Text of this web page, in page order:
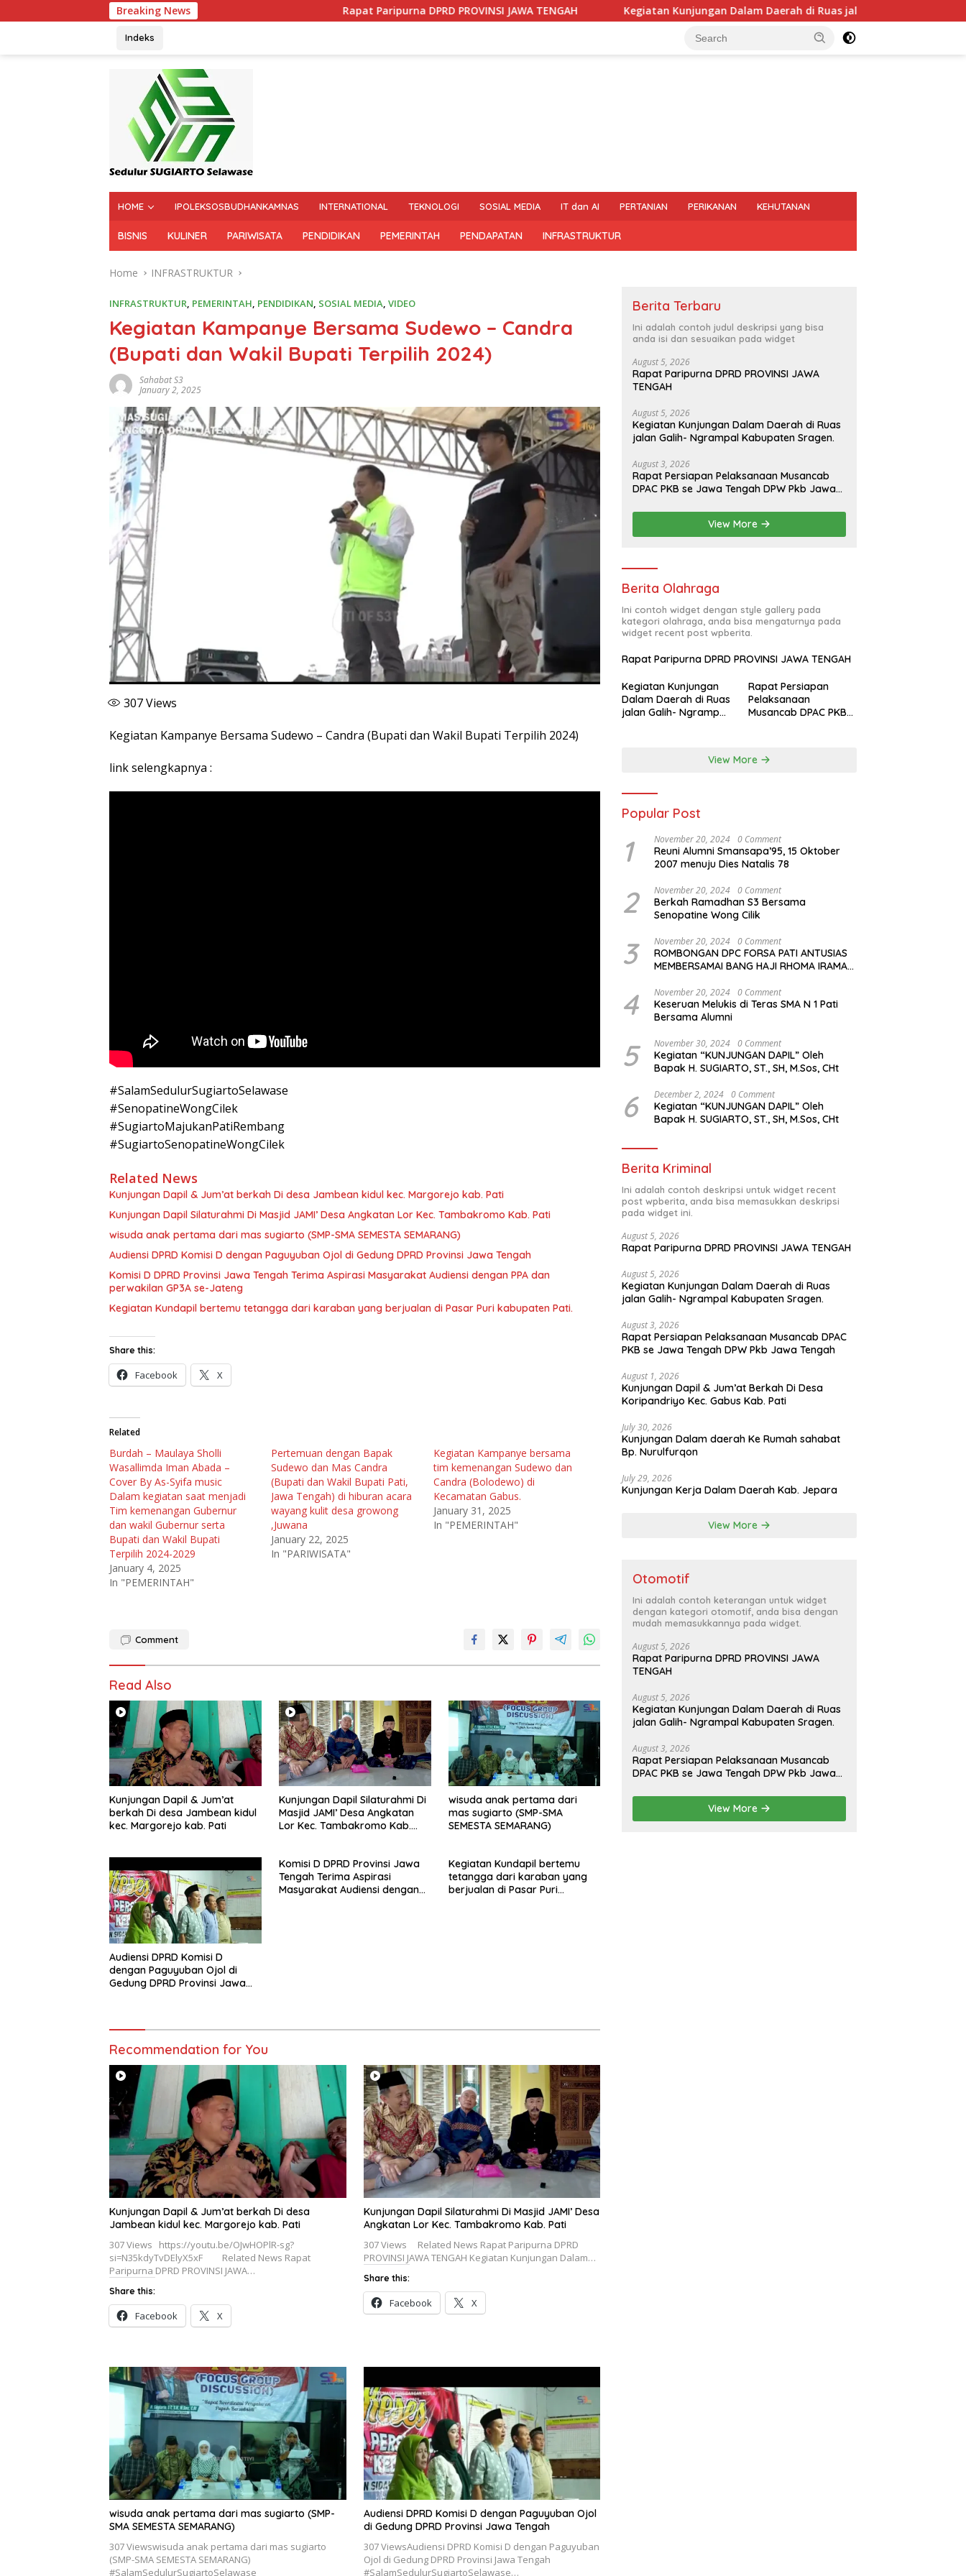
Breaking News Rapat Paripurna DPRD PROVINSI JAWA TENGAH Kegiatan Kunjungan Dalam Daerah di Ruas jalan Galih- Ngrampal Kabupaten
Indeks
HOME IPOLEKSOSBUDHANKAMNAS INTERNATIONAL TEKNOLOGI SOSIAL MEDIA IT dan AI PERTANIAN PERIKANAN KEHUTANAN
BISNIS KULINER PARIWISATA PENDIDIKAN PEMERINTAH PENDAPATAN INFRASTRUKTUR
Home INFRASTRUKTUR
INFRASTRUKTUR, PEMERINTAH, PENDIDIKAN, SOSIAL MEDIA, VIDEO
Kegiatan Kampanye Bersama Sudewo – Candra
(Bupati dan Wakil Bupati Terpilih 2024)
Sahabat S3
January 2, 2025
307Views
Kegiatan Kampanye Bersama Sudewo – Candra (Bupati dan Wakil Bupati Terpilih 2024)
link selengkapnya :
#SalamSedulurSugiartoSelawase
#SenopatineWongCilek
#SugiartoMajukanPatiRembang
#SugiartoSenopatineWongCilek
Related News
Kunjungan Dapil & Jum’at berkah Di desa Jambean kidul kec. Margorejo kab. Pati
Kunjungan Dapil Silaturahmi Di Masjid JAMI’ Desa Angkatan Lor Kec. Tambakromo Kab. Pati
wisuda anak pertama dari mas sugiarto (SMP-SMA SEMESTA SEMARANG)
Audiensi DPRD Komisi D dengan Paguyuban Ojol di Gedung DPRD Provinsi Jawa Tengah
Komisi D DPRD Provinsi Jawa Tengah Terima Aspirasi Masyarakat Audiensi dengan PPA dan
perwakilan GP3A se-Jateng
Kegiatan Kundapil bertemu tetangga dari karaban yang berjualan di Pasar Puri kabupaten Pati.
Share this:
Facebook X
Related
Burdah – Maulaya Sholli
Wasallimda Iman Abada –
Cover By As-Syifa music
Dalam kegiatan saat menjadi
Tim kemenangan Gubernur
dan wakil Gubernur serta
Bupati dan Wakil Bupati
Terpilih 2024-2029
January 4, 2025
In "PEMERINTAH"
Pertemuan dengan Bapak
Sudewo dan Mas Candra
(Bupati dan Wakil Bupati Pati,
Jawa Tengah) di hiburan acara
wayang kulit desa growong
,Juwana
January 22, 2025
In "PARIWISATA"
Kegiatan Kampanye bersama
tim kemenangan Sudewo dan
Candra (Bolodewo) di
Kecamatan Gabus.
January 31, 2025
In "PEMERINTAH"
Comment
Read Also
Kunjungan Dapil & Jum’at
berkah Di desa Jambean kidul
kec. Margorejo kab. Pati
Kunjungan Dapil Silaturahmi Di
Masjid JAMI’ Desa Angkatan
Lor Kec. Tambakromo Kab.
wisuda anak pertama dari
mas sugiarto (SMP-SMA
SEMESTA SEMARANG)
Audiensi DPRD Komisi D
dengan Paguyuban Ojol di
Gedung DPRD Provinsi Jawa
Komisi D DPRD Provinsi Jawa
Tengah Terima Aspirasi
Masyarakat Audiensi dengan
Kegiatan Kundapil bertemu
tetangga dari karaban yang
berjualan di Pasar Puri
Recommendation for You
Kunjungan Dapil & Jum’at berkah Di desa
Jambean kidul kec. Margorejo kab. Pati
307 Views https://youtu.be/OJwHOPlR-sg?
si=N35kdyTvDElyX5xF Related News Rapat
Paripurna DPRD PROVINSI JAWA…
Share this:
Facebook X
Kunjungan Dapil Silaturahmi Di Masjid JAMI’ Desa
Angkatan Lor Kec. Tambakromo Kab. Pati
307 Views Related News Rapat Paripurna DPRD
PROVINSI JAWA TENGAH Kegiatan Kunjungan Dalam…
Share this:
Facebook X
wisuda anak pertama dari mas sugiarto (SMP-
SMA SEMESTA SEMARANG)
307 Viewswisuda anak pertama dari mas sugiarto
(SMP-SMA SEMESTA SEMARANG)
#SalamSedulurSugiartoSelawase
Audiensi DPRD Komisi D dengan Paguyuban Ojol
di Gedung DPRD Provinsi Jawa Tengah
307 ViewsAudiensi DPRD Komisi D dengan Paguyuban
Ojol di Gedung DPRD Provinsi Jawa Tengah
#SalamSedulurSugiartoSelawase…
Berita Terbaru
Ini adalah contoh judul deskripsi yang bisa
anda isi dan sesuaikan pada widget
August 5, 2026
Rapat Paripurna DPRD PROVINSI JAWA
TENGAH
August 5, 2026
Kegiatan Kunjungan Dalam Daerah di Ruas
jalan Galih- Ngrampal Kabupaten Sragen.
August 3, 2026
Rapat Persiapan Pelaksanaan Musancab
DPAC PKB se Jawa Tengah DPW Pkb Jawa
View More
Berita Olahraga
Ini contoh widget dengan style gallery pada
kategori olahraga, anda bisa mengaturnya pada
widget recent post wpberita.
Rapat Paripurna DPRD PROVINSI JAWA TENGAH
Kegiatan Kunjungan
Dalam Daerah di Ruas
jalan Galih- Ngrampal
Rapat Persiapan
Pelaksanaan
Musancab DPAC PKB
View More
Popular Post
1 November 20, 2024 0 Comment
Reuni Alumni Smansapa’95, 15 Oktober
2007 menuju Dies Natalis 78
2 November 20, 2024 0 Comment
Berkah Ramadhan S3 Bersama
Senopatine Wong Cilik
3 November 20, 2024 0 Comment
ROMBONGAN DPC FORSA PATI ANTUSIAS
MEMBERSAMAI BANG HAJI RHOMA IRAMA
4 November 20, 2024 0 Comment
Keseruan Melukis di Teras SMA N 1 Pati
Bersama Alumni
5 November 30, 2024 0 Comment
Kegiatan “KUNJUNGAN DAPIL” Oleh
Bapak H. SUGIARTO, ST., SH, M.Sos, CHt
6 December 2, 2024 0 Comment
Kegiatan “KUNJUNGAN DAPIL” Oleh
Bapak H. SUGIARTO, ST., SH, M.Sos, CHt
Berita Kriminal
Ini adalah contoh deskripsi untuk widget recent
post wpberita, anda bisa memasukkan deskripsi
pada widget ini.
August 5, 2026
Rapat Paripurna DPRD PROVINSI JAWA TENGAH
August 5, 2026
Kegiatan Kunjungan Dalam Daerah di Ruas
jalan Galih- Ngrampal Kabupaten Sragen.
August 3, 2026
Rapat Persiapan Pelaksanaan Musancab DPAC
PKB se Jawa Tengah DPW Pkb Jawa Tengah
August 1, 2026
Kunjungan Dapil & Jum’at Berkah Di Desa
Koripandriyo Kec. Gabus Kab. Pati
July 30, 2026
Kunjungan Dalam daerah Ke Rumah sahabat
Bp. Nurulfurqon
July 29, 2026
Kunjungan Kerja Dalam Daerah Kab. Jepara
View More
Otomotif
Ini adalah contoh keterangan untuk widget
dengan kategori otomotif, anda bisa dengan
mudah memasukkannya pada widget.
August 5, 2026
Rapat Paripurna DPRD PROVINSI JAWA
TENGAH
August 5, 2026
Kegiatan Kunjungan Dalam Daerah di Ruas
jalan Galih- Ngrampal Kabupaten Sragen.
August 3, 2026
Rapat Persiapan Pelaksanaan Musancab
DPAC PKB se Jawa Tengah DPW Pkb Jawa
View More